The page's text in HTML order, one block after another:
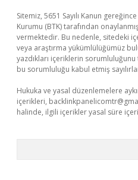
Sitemiz, 5651 Sayılı Kanun
Kurumu (BTK) tarafından
vermektedir. Bu nedenle, sitedeki
veya araştırma yükümlülüğümüz
yazdıkları içeriklerin
bu sorumluluğu kabul etmiş
Hukuka ve yasal düzenlemelere
içerikleri,
halinde, ilgili içerikler yasal süre